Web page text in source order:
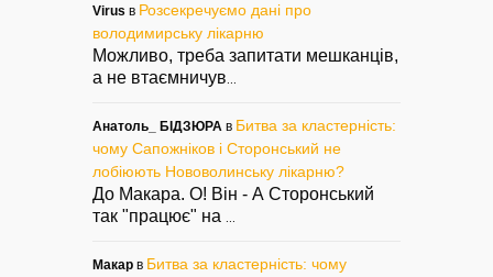
Virus в Розсекречуємо дані про
володимирську лікарню
Можливо, треба запитати мешканців,
а не втаємничув
Анатоль_ БІДЗЮРА в Битва за кластерність:
чому Сапожніков і Сторонський не
лобіюють Нововолинську лікарню?
До Макара. О! Він - А Сторонський
так "працює" на
Макар в Битва за кластерність: чому